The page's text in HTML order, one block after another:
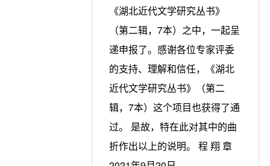
《湖北近代文学研究丛书》
（第二辑，7本）之中，一起呈
递申报了。感谢各位专家评委
的支持、理解和信任，《湖北
近代文学研究丛书》（第二
辑，7本）这个项目也获得了通
过。 是故，特在此对其中的曲
折作出以上的说明。 程 翔 章